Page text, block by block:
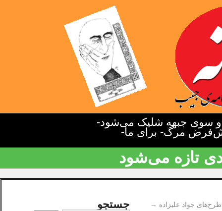
سوی جبهه شلیک می‌شود-
مرگ- برای ما-
تازه می‌شود
طرح‌های جواد علیزاده → جستجو